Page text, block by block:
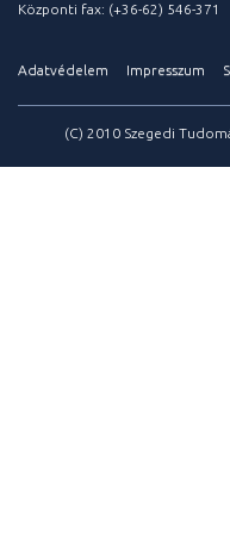
Központi fax: (+36-62) 546-371
Adatvédelem Impresszum
(C) 2010 Szegedi